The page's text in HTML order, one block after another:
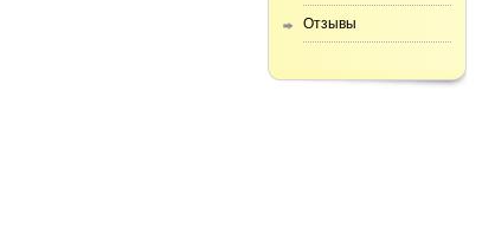
Отзывы